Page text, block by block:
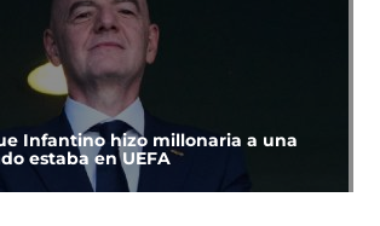
Infantino hizo millonaria a una
estaba en UEFA